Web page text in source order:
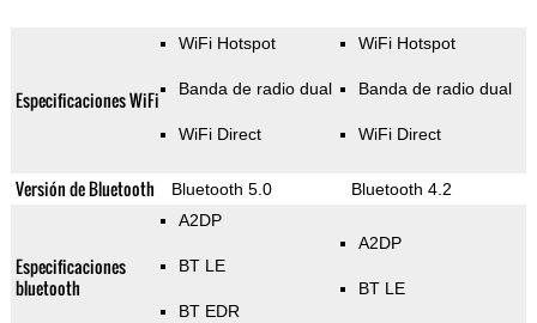
Especificaciones WiFi
WiFi Hotspot
Banda de radio dual
WiFi Direct
WiFi Hotspot
Banda de radio dual
WiFi Direct
Versión de Bluetooth Bluetooth 5.0 Bluetooth 4.2
Especificaciones
bluetooth
A2DP
BT LE
BT EDR
A2DP
BT LE